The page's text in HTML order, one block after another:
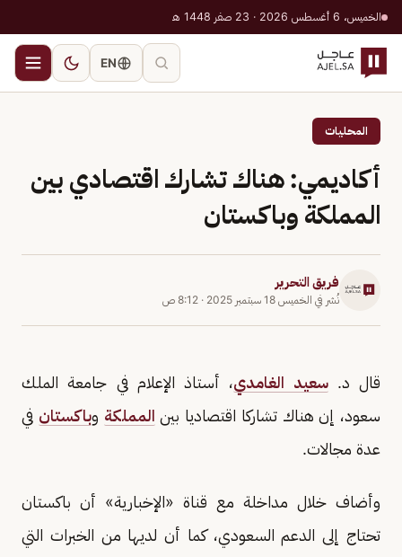
الخميس، 6 أغسطس 2026 · 23 صفر 1448 هـ
EN
المحليات
أكاديمي: هناك تشارك اقتصادي بين
المملكة وباكستان
فريق التحرير
نُشر في الخميس 18 سبتمبر 2025 · 8:12 ص
قال د.سعيد الغامدي، أستاذ الإعلام في جامعة الملك
سعود، إن هناك تشاركا اقتصاديا بين المملكة وباكستان في
عدة مجالات.
وأضاف خلال مداخلة مع قناة «الإخبارية» أن باكستان
تحتاج إلى الدعم السعودي، كما أن لديها من الخبرات التي